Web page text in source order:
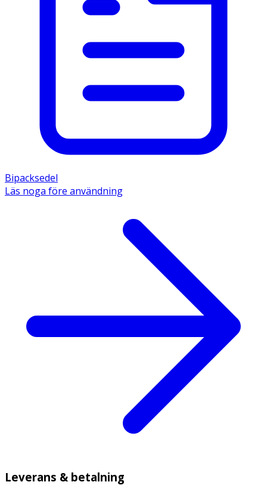
Bipacksedel
Läs noga före användning
Leverans & betalning